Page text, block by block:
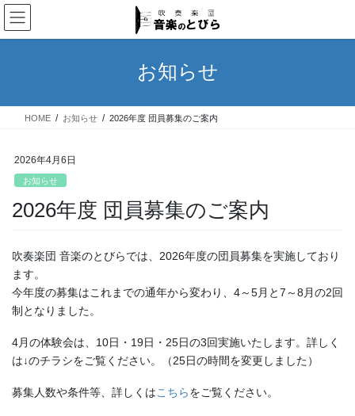
コ
ン
テ
ス
ナ
ビ
ゲ
ン
お知らせ
HOME お知らせ 2026年度 団員募集のご案内
2026年4月6日
お知らせ
2026年度 団員募集のご案内
吹奏楽団 音楽のとびらでは、2026年度の団員募集を実施しており
ます。
今年度の募集はこれまでの通年から変わり、4～5月と7～8月の2回
制となりました。
4月の体験会は、10日・19日・25日の3回実施いたします。詳しく
は↓のチラシをご覧ください。（25日の時間を変更しました）
募集人数や条件等、詳しくはこちらをご覧ください。